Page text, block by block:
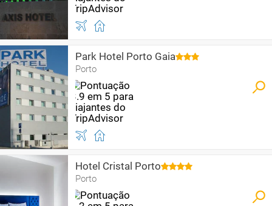
Park Hotel Porto Gaia
Porto
Hotel Cristal Porto
Porto